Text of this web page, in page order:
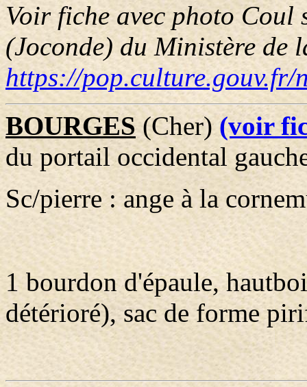
Voir fiche avec photo Coul
(Joconde) du Ministère de
https://pop.culture.gouv.fr/
BOURGES(Cher)(voir
du portail occidental
Sc/pierre : ange à la
1 bourdon d'épaule,
détérioré), sac de forme